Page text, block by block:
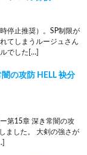
停止推奨）。SP制限が
てしまうルージュさん
でした[…]
の攻防 HELL 袂分
第15章 深き常闇の攻
ました。 大剣の強さが